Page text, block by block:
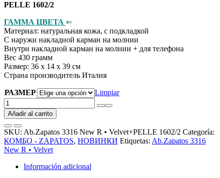
PELLE 1602/2
ГАММА ЦВЕТА ⇐
Материал: натуральная кожа, с подкладкой
С наружи накладной карман на молнии
Внутри накладной карман на молнии + для телефона
Вес 430 грамм
Размер: 36 х 14 х 39 см
Страна производитель Италия
РАЗМЕР
Limpiar
Ab.Zapatos
3316
New
R
•
Velvet+PELLE
1602/2
АКЦИЯ
cantidad
Añadir al carrito
SKU: Ab.Zapatos 3316 New R • Velvet+PELLE 1602/2 Categoría:
КОМБО - ZAPATOS, НОВИНКИ Etiquetas: Ab.Zapatos 3316
New R • Velvet
Información adicional